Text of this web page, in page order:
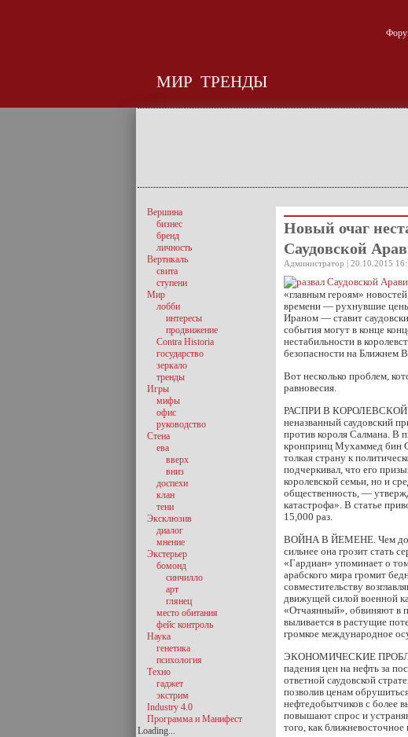
МИР ТРЕНДЫ
Новый очаг
Саудовской
Администратор | 20.10.2015
«главным героям»
времени — рухнувшие
Ираном — ставит
события могут в конце
нестабильности в
безопасности на Ближнем
Вот несколько проблем,
равновесия.
РАСПРИ В КОРОЛЕВСКОЙ
неназванный саудовский
против короля Салмана. В
кронпринц Мухаммед бин
толкая страну к
подчеркивал, что его
королевской семьи, но и
общественность, —
катастрофа». В статье
15,000 раз.
ВОЙНА В ЙЕМЕНЕ. Чем
сильнее она грозит стать
«Гардиан» упоминает о
арабского мира громит
совместительству
движущей силой военной
«Отчаянный», обвиняют в
выливается в растущие
громкое международное
ЭКОНОМИЧЕСКИЕ
падения цен на нефть за
ответной саудовской
позволив ценам
нефтедобытчиков с более
повышают спрос и
того, как
Вершина
бизнес
бренд
личность
Вертикаль
свита
ступени
Мир
лобби
интересы
продвижение
Contra Historia
государство
зеркало
тренды
Игры
мифы
офис
руководство
Стена
ева
вверх
вниз
доспехи
клан
тени
Эксклюзив
диалог
мнение
Экстерьер
бомонд
синчилло
арт
глянец
место обитания
фейс контроль
Наука
генетика
психология
Техно
гаджет
экстрим
Industry 4.0
Программа и Манифест
Loading...